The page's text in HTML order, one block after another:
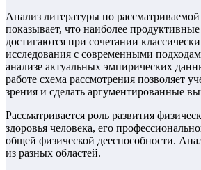
Анализ литературы по
показывает, что наиболее продуктивные
достигаются при сочетании
исследования с современными
анализе актуальных эмпирических
работе схема рассмотрения позволяет
зрения и сделать аргументированные
Рассматривается роль развития
здоровья человека, его
общей физической дееспособности.
из разных областей.